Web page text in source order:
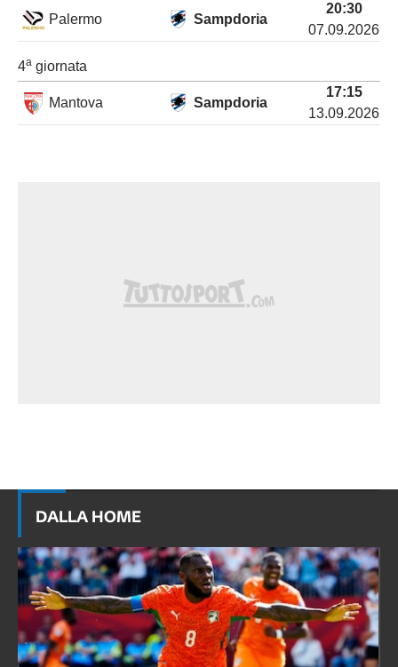
Palermo Sampdoria
20:30
07.09.2026
4a giornata
Mantova Sampdoria
17:15
13.09.2026
DALLA HOME